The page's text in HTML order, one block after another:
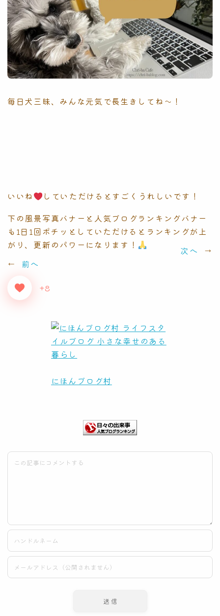
毎日犬三昧、みんな元気で長生きしてね〜！
いいね
していただけるとすごくうれしいです！
下の風景写真バナーと人気ブログランキングバナー
も1日1回ポチッとしていただけるとランキングが上
がり、更新のパワーになります！
次へ
→
←
前へ
+8
にほんブログ村